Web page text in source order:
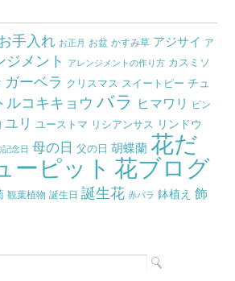
手入れ お正月 お盆 かすみ草 アジサイ ア
ジメント アレンジメントの作り方 カスミソ
ガーベラ クリスマス スイートピー チュ
ルコキキョウ バラ ヒマワリ
ピン
ユリ ユーストマ リシアンサス リンドウ
記念日 母の日 父の日 胡蝶蘭 花だ
ーピット 花ブログ
観葉植物 誕生日 誕生花 赤バラ 鉢植え 飾